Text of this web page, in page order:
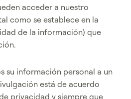
acceder a nuestro
como se establece en la
de la información) que
su información personal a un
está de acuerdo
privacidad y siempre que